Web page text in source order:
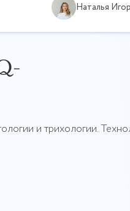
Наталья
и трихологии.